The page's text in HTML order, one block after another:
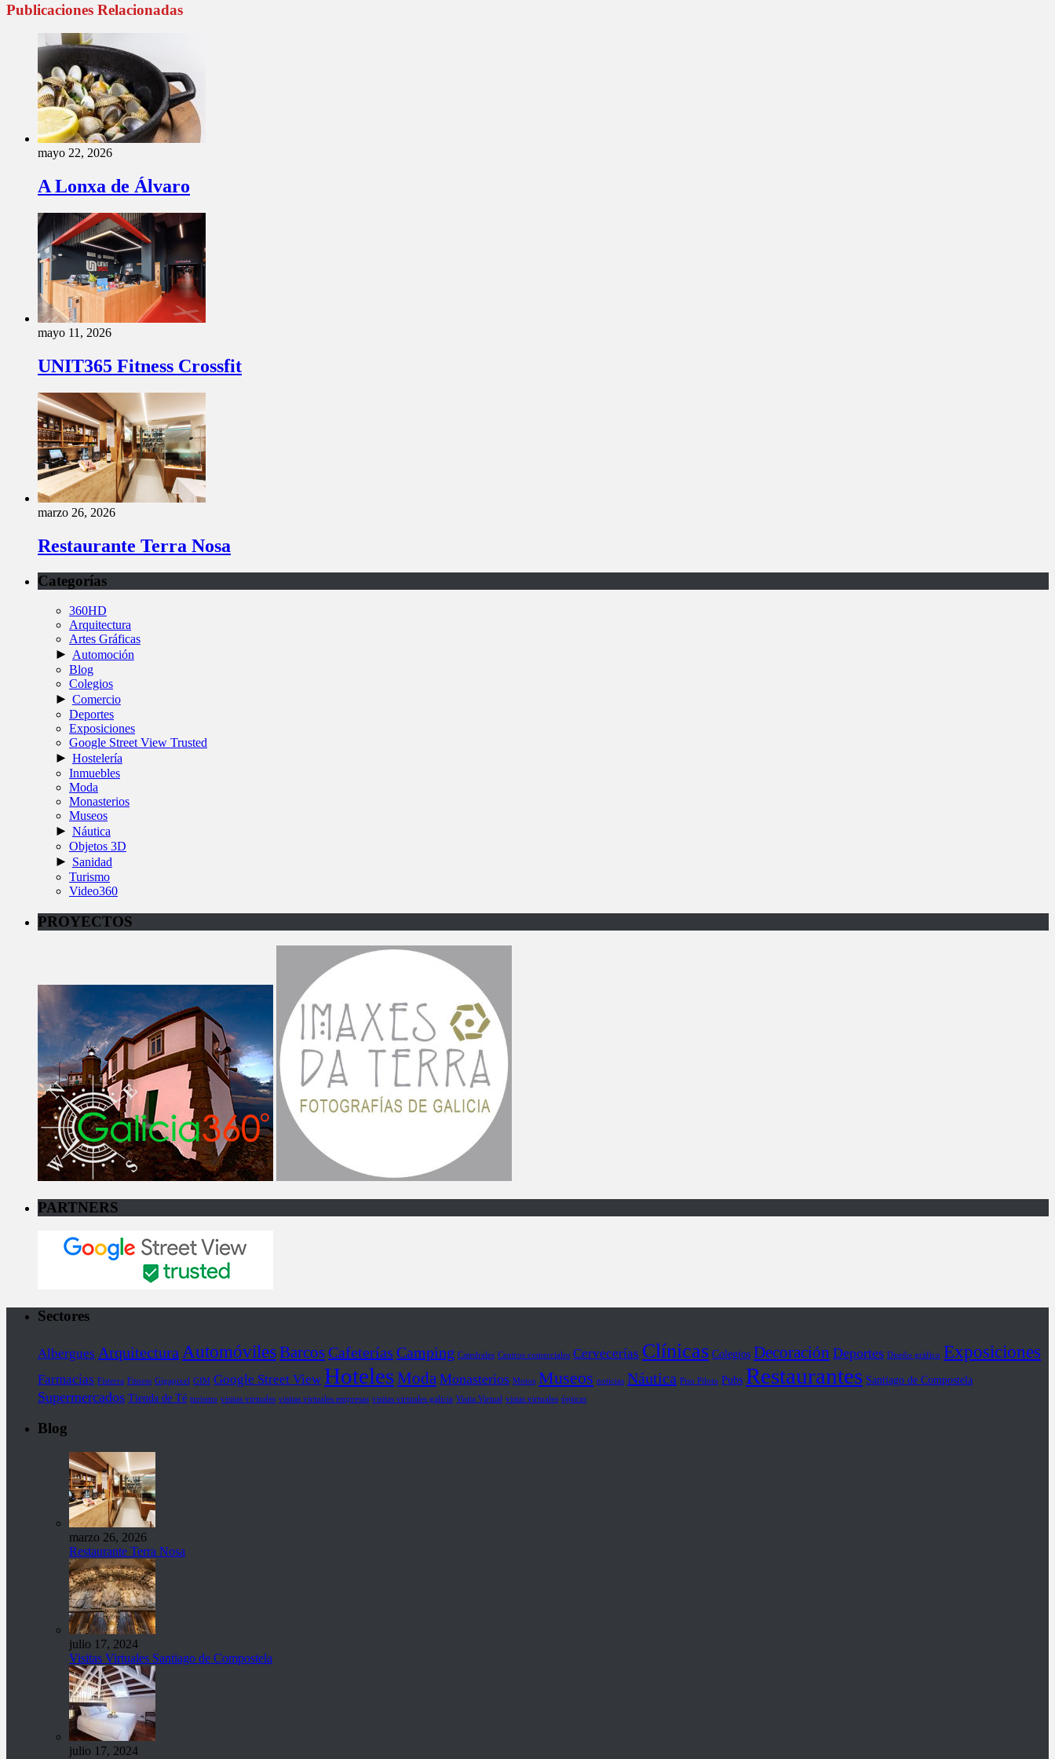
Publicaciones Relacionadas
mayo 22, 2026
A Lonxa de Álvaro
mayo 11, 2026
UNIT365 Fitness Crossfit
marzo 26, 2026
Restaurante Terra Nosa
Categorías
360HD
Arquitectura
Artes Gráficas
► Automoción
Blog
Colegios
► Comercio
Deportes
Exposiciones
Google Street View Trusted
► Hostelería
Inmuebles
Moda
Monasterios
Museos
► Náutica
Objetos 3D
► Sanidad
Turismo
Video360
PROYECTOS
PARTNERS
Sectores
Albergues Arquitectura Automóviles BarcosCafeterías Camping Catedrales Centros comerciales Cervecerías Clínicas Colegios Decoración Deportes Diseño gráfico Exposiciones
Farmacias Fisterra Fitness Gigapixel GIM Google Street View HotelesModa Monasterios Motos Museos noticias Náutica Piso Piloto Pubs Restaurantes Santiago de Compostela
Supermercados Tienda de Té turismo visitas virtuales visitas virtuales empresas visitas virtuales galicia Visita Virtual vistas virtuales ópticas
Blog
marzo 26, 2026
Restaurante Terra Nosa
julio 17, 2024
Visitas Virtuales Santiago de Compostela
julio 17, 2024